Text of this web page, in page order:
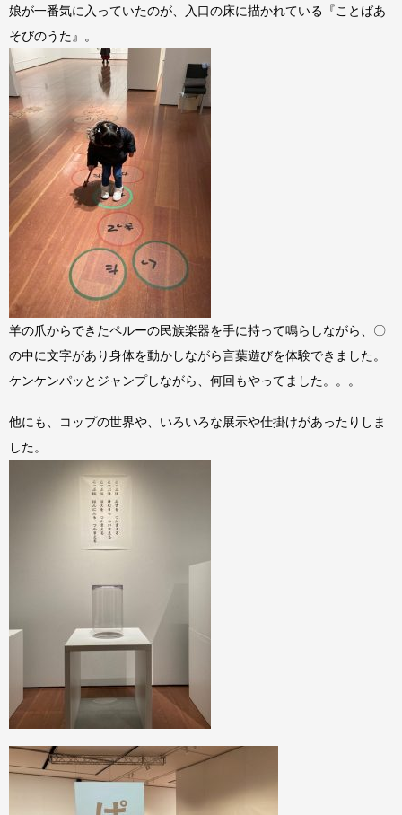
娘が一番気に入っていたのが、入口の床に描かれている『ことばあ
そびのうた』。
羊の爪からできたペルーの民族楽器を手に持って鳴らしながら、〇
の中に文字があり身体を動かしながら言葉遊びを体験できました。
ケンケンパッとジャンプしながら、何回もやってました。。。
他にも、コップの世界や、いろいろな展示や仕掛けがあったりしま
した。